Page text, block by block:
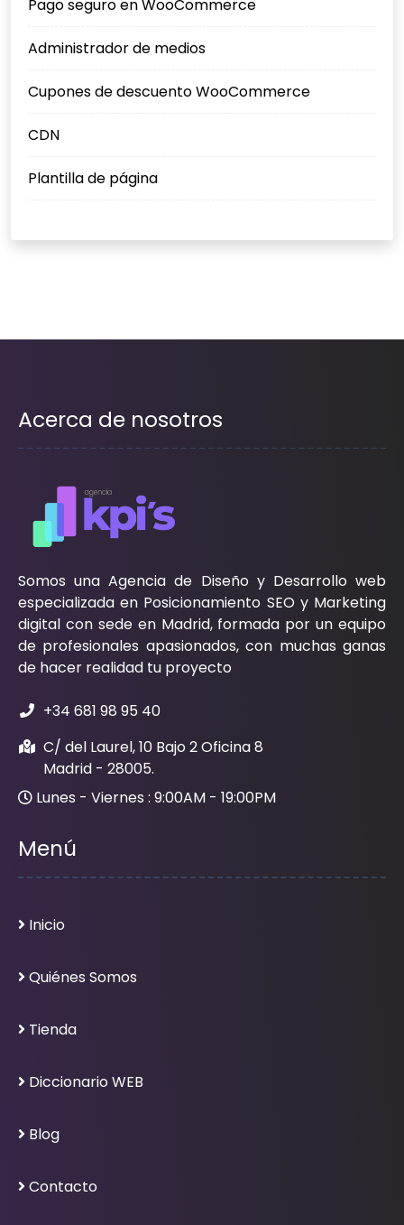
Pago seguro en WooCommerce
Administrador de medios
Cupones de descuento WooCommerce
CDN
Plantilla de página
Acerca de nosotros
Somos una Agencia de Diseño y Desarrollo web
especializada en Posicionamiento SEO y Marketing
digital con sede en Madrid, formada por un equipo
de profesionales apasionados, con muchas ganas
de hacer realidad tu proyecto
+34 681 98 95 40
C/ del Laurel, 10 Bajo 2 Oficina 8
Madrid - 28005.
Lunes - Viernes : 9:00AM - 19:00PM
Menú
Inicio
Quiénes Somos
Tienda
Diccionario WEB
Blog
Contacto